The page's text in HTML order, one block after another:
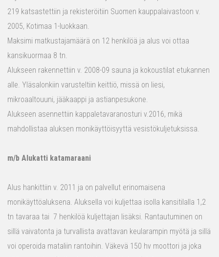
219 katsastettiin ja rekisteröitiin Suomen kauppalaivastoon v.
2005, Kotimaa 1-luokkaan.
Maksimi matkustajamäärä on 12 henkilöä ja alus voi ottaa
kansikuormaa 8 tn.
Alukseen rakennettiin v. 2008-09 sauna ja kokoustilat etukannen
alle. Yläsalonkiin varusteltiin keittiö, missä on liesi,
mikroaaltouuni, jääkaappi ja astianpesukone.
Alukseen asennettiin kappaletavaranosturi v.2016, mikä
mahdollistaa aluksen monikäyttöisyyttä vesistökuljetuksissa.
m/b Alukatti katamaraani
Alus hankittiin v. 2011 ja on palvellut erinomaisena
monikäyttöaluksena. Aluksella voi kuljettaa isolla kansitilalla 1,2
tn tavaraa tai 7 henkilöä kuljettajan lisäksi. Rantautuminen on
sillä vaivatonta ja turvallista avattavan keularampin myötä ja sillä
voi operoida mataliin rantoihin. Väkevä 150 hv moottori ja joka